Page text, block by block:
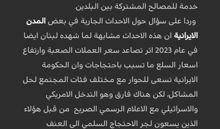
خدمة للمصالح المشتركة بين البلدين.
وردا على سؤال حول الاحداث الجارية في بعض المدن
الايرانية ان هذه الاحداث مشابهة لما شهده لبنان ايضا
في عام 2023 اثر تصاعد سعر العملات الصعبة وارتفاع
اسعار السلع ما تسبب باحتجاجات وان الحكومة
الايرانية تسعى للحوار مع مختلف فئات المجتمع لحل
المشاكل، لكن هناك فارق وهو التدخل الامريكي
والاسرائيلي مع الاعلام الرسمي الصريح من قبل هؤلاء
الذين يسعون لجر الاحتجاج السلمي الى العنف